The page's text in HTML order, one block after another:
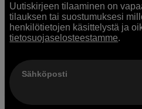
Uutiskirjeen tilaaminen on
tilauksen tai suostumuksesi
henkilötietojen käsittelystä ja
tietosuojaselosteestamme.
Sähköposti